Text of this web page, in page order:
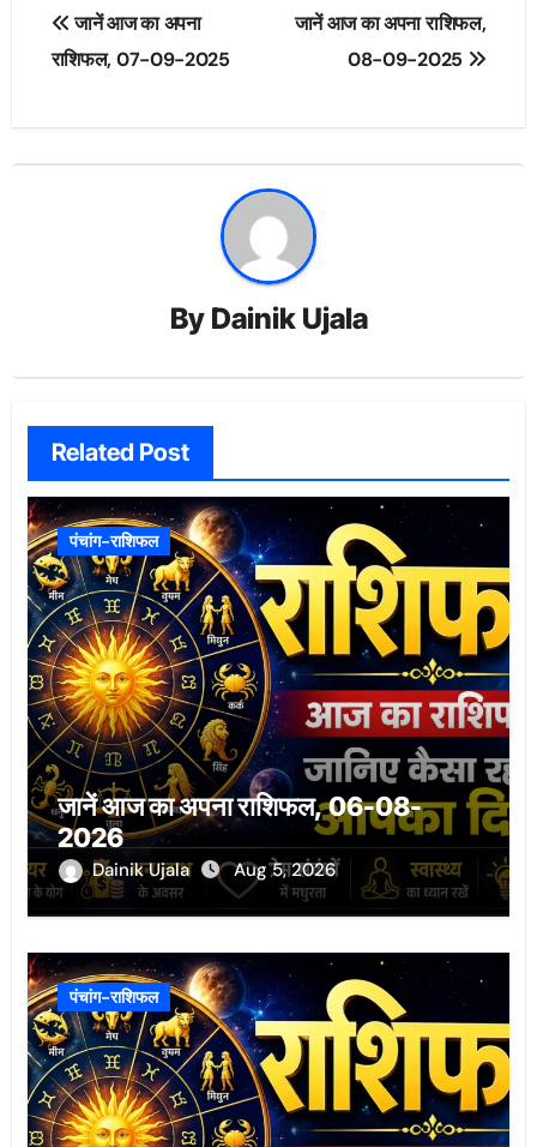
Post
navigation
जानें आज का अपना
राशिफल, 07-09-2025
जानें आज का अपना राशिफल,
08-09-2025
By Dainik Ujala
Related Post
पंचांग-राशिफल
जानें आज का अपना राशिफल, 06-08-
2026
Dainik Ujala Aug 5, 2026
पंचांग-राशिफल